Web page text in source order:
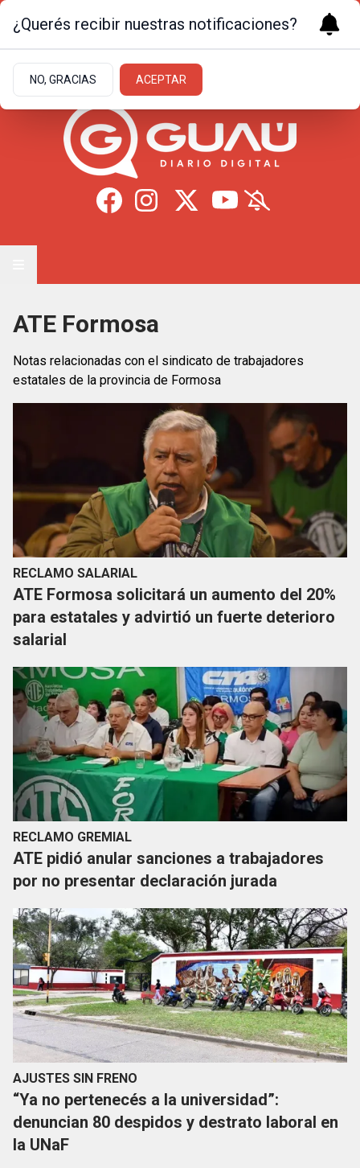
11.7ºc | Formosa
ATE Formosa
Notas relacionadas con el sindicato de trabajadores
estatales de la provincia de Formosa
RECLAMO SALARIAL
ATE Formosa solicitará un aumento del 20%
para estatales y advirtió un fuerte deterioro
salarial
RECLAMO GREMIAL
ATE pidió anular sanciones a trabajadores
por no presentar declaración jurada
AJUSTES SIN FRENO
“Ya no pertenecés a la universidad”:
denuncian 80 despidos y destrato laboral en
la UNaF
¿Querés recibir nuestras notificaciones?
NO, GRACIAS ACEPTAR